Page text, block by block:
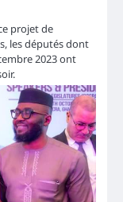
projet de
les députés dont
2023 ont